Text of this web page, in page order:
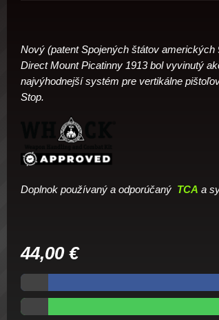
Nový (patent Spojených štátov amerických
Direct Mount Picatinny 1913 bol vyvinutý
najvýhodnejší systém pre vertikálne
Stop.
Doplnok používaný a odporúčaný TCA a
44,00€